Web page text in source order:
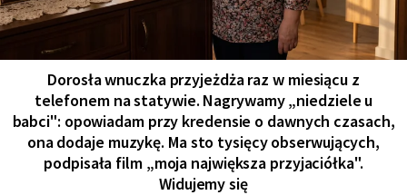
Dorosła wnuczka przyjeżdża raz w miesiącu z
telefonem na statywie. Nagrywamy „niedziele u
babci": opowiadam przy kredensie o dawnych czasach,
ona dodaje muzykę. Ma sto tysięcy obserwujących,
podpisała film „moja największa przyjaciółka".
Widujemy się